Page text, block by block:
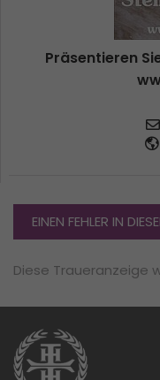
Präsentieren
EINEN FEHLER IN
Diese Traueranzeige